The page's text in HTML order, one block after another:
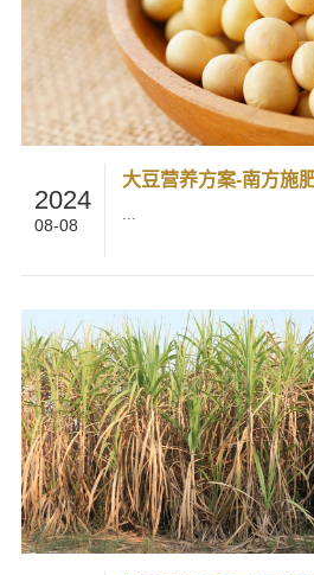
2024
08-08
大豆营养方案-南方施